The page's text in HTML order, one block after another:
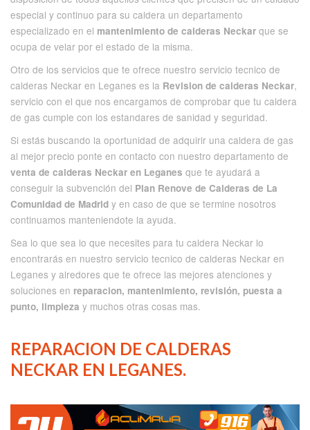
especial y continuo para su caldera un departamento
especializado en el mantenimiento de calderas Neckar que se
ocupa de velar por el estado de la misma.
Otro de los servicios que te ofrece nuestro servicio tecnico de
calderas Neckar en Leganes es la Revision de calderas Neckar,
servicio con el que nos encargamos de comprobar que tu caldera
de gas cumple con los estandares de sanidad y seguridad.
Si estás buscando la oportunidad de adquirir una caldera de gas
al mejor precio ponte en contacto con nuestro departamento de
venta de calderas Neckar en Leganes que te ayudará a
conseguir la subvención del Plan Renove de Calderas de La
Comunidad de Madrid y en caso de que se termine nosotros
continuamos manteniendote la ayuda.
Sea lo que sea lo que necesites para tu caldera Neckar lo
encontrarás en nuestro servicio tecnico de calderas Neckar en
Leganes y alredores que te ofrece las mejores atenciones y
soluciones en reparacion, mantenimiento, revisión, puesta a
punto, limpieza y muchos otras cosas mas.
REPARACION DE CALDERAS
NECKAR EN LEGANES.